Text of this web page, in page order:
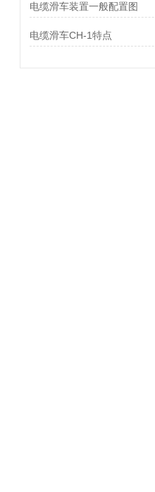
电缆滑车装置一般配置图
电缆滑车CH-1特点